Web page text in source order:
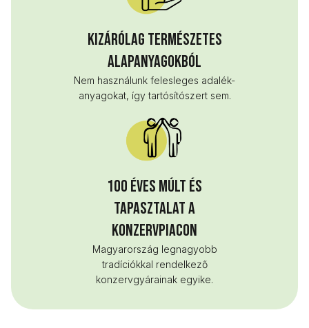
Kizárólag természetes
alapanyagokból
Nem használunk felesleges adalék-
anyagokat, így tartósítószert sem.
100 éves múlt és
tapasztalat a
konzervpiacon
Magyarország legnagyobb
tradíciókkal rendelkező
konzervgyárainak egyike.